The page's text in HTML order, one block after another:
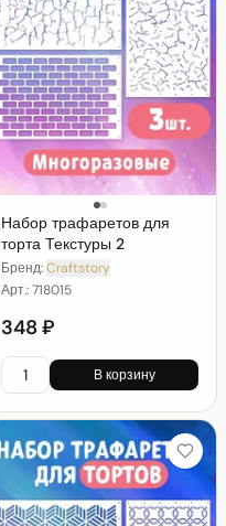
Набор трафаретов для
торта Текстуры 2
Бренд:Craftstory
Арт.:718015
348 ₽
В корзину